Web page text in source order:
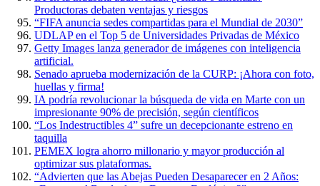
Productoras debaten ventajas y riesgos
“FIFA anuncia sedes compartidas para el Mundial de 2030”
UDLAP en el Top 5 de Universidades Privadas de México
Getty Images lanza generador de imágenes con inteligencia
artificial.
Senado aprueba modernización de la CURP: ¡Ahora con foto,
huellas y firma!
IA podría revolucionar la búsqueda de vida en Marte con un
impresionante 90% de precisión, según científicos
“Los Indestructibles 4” sufre un decepcionante estreno en
taquilla
PEMEX logra ahorro millonario y mayor producción al
optimizar sus plataformas.
“Advierten que las Abejas Pueden Desaparecer en 2 Años: